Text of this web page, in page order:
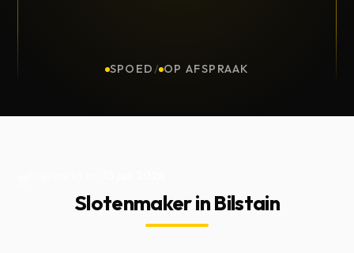
SPOED / OP AFSPRAAK
Slotenmaker in Bilstain